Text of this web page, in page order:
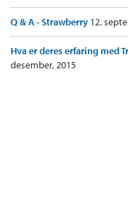
Q & A - Strawberry 12.
Hva er deres erfaring med
desember, 2015